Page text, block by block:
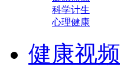
科学计生
心理健康
健康视频